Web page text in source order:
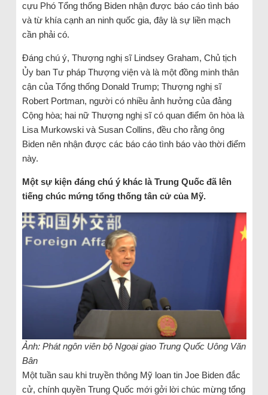
cựu Phó Tổng thống Biden nhận được báo cáo tình báo
và từ khía cạnh an ninh quốc gia, đây là sự liền mạch
cần phải có.
Đáng chú ý, Thượng nghị sĩ Lindsey Graham, Chủ tịch
Ủy ban Tư pháp Thượng viện và là một đồng minh thân
cận của Tổng thống Donald Trump; Thượng nghị sĩ
Robert Portman, người có nhiều ảnh hưởng của đảng
Cộng hòa; hai nữ Thượng nghị sĩ có quan điểm ôn hòa là
Lisa Murkowski và Susan Collins, đều cho rằng ông
Biden nên nhận được các báo cáo tình báo vào thời điểm
này.
Một sự kiện đáng chú ý khác là Trung Quốc đã lên
tiếng chúc mứng tổng thống tân cử của Mỹ.
Ảnh: Phát ngôn viên bộ Ngoại giao Trung Quốc Uông Văn
Bân
Một tuần sau khi truyền thông Mỹ loan tin Joe Biden đắc
cử, chính quyền Trung Quốc mới gởi lời chúc mừng tổng